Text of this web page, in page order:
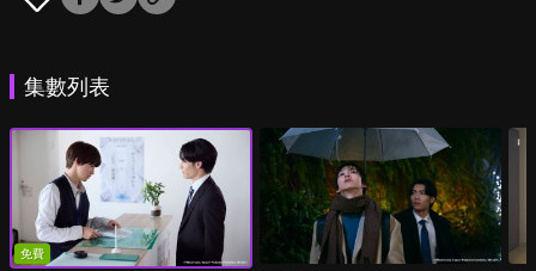
集數列表
免費